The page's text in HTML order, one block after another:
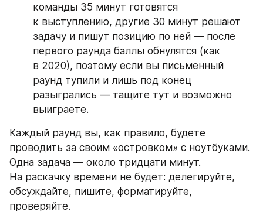
команды 35 минут готовятся
к выступлению, другие 30 минут решают
задачу и пишут позицию по ней — после
первого раунда баллы обнулятся (как
в 2020), поэтому если вы письменный
раунд тупили и лишь под конец
разыгрались — тащите тут и возможно
выиграете.
Каждый раунд вы, как правило, будете
проводить за своим «островком» с ноутбуками.
Одна задача — около тридцати минут.
На раскачку времени не будет: делегируйте,
обсуждайте, пишите, форматируйте,
проверяйте.